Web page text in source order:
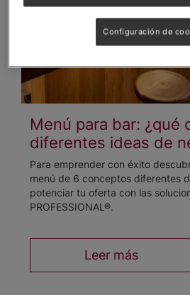
Menú para bar: ¿qué
diferentes ideas de
Para emprender con éxito
menú de 6 conceptos diferentes
potenciar tu oferta con las
PROFESSIONAL®.
Leer más
Configuración de